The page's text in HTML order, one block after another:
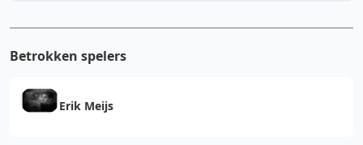
Betrokken spelers
Erik Meijs